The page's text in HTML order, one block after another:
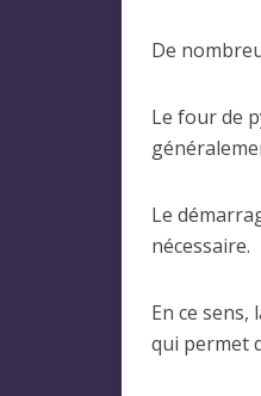
De
Le four de
Le
nécessaire.
En ce
qui permet